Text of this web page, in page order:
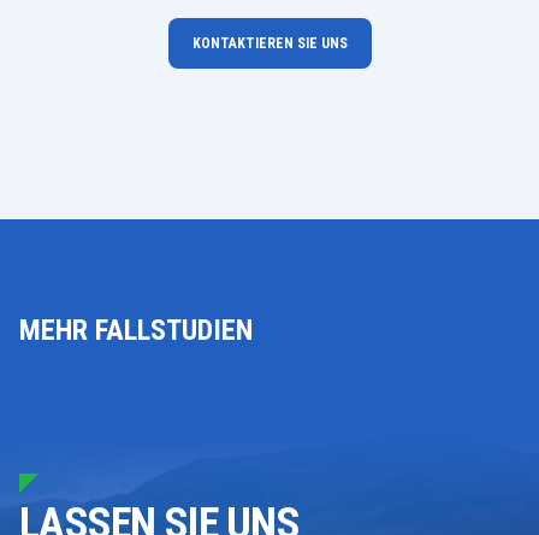
KONTAKTIEREN SIE UNS
MEHR FALLSTUDIEN
LASSEN SIE UNS